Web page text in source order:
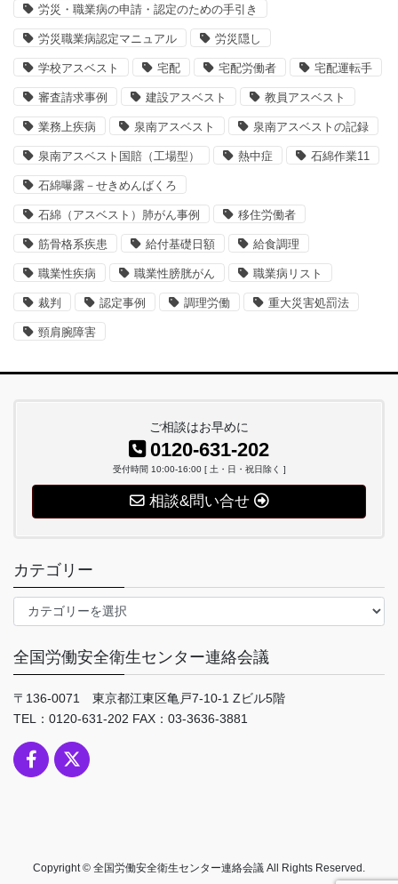
労災・職業病の申請・認定のための手引き
労災職業病認定マニュアル 労災隠し
学校アスベスト 宅配 宅配労働者 宅配運転手
審査請求事例 建設アスベスト 教員アスベスト
業務上疾病 泉南アスベスト 泉南アスベストの記録
泉南アスベスト国賠（工場型） 熱中症 石綿作業11
石綿曝露－せきめんばくろ
石綿（アスベスト）肺がん事例 移住労働者
筋骨格系疾患 給付基礎日額 給食調理
職業性疾病 職業性膀胱がん 職業病リスト
裁判 認定事例 調理労働 重大災害処罰法
頸肩腕障害
ご相談はお早めに
0120-631-202
受付時間 10:00-16:00 [ 土・日・祝日除く ]
相談&問い合せ
カテゴリー
テ
リ
ー
全国労働安全衛生センター連絡会議
〒136-0071 東京都江東区亀戸7-10-1 Zビル5階
TEL：0120-631-202 FAX：03-3636-3881
Copyright © 全国労働安全衛生センター連絡会議 All Rights Reserved.